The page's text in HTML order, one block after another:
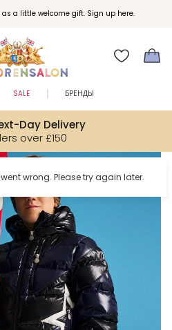
as a little welcome gift. Sign up here.
Day Delivery
over £150
SALE БРЕНДЫ